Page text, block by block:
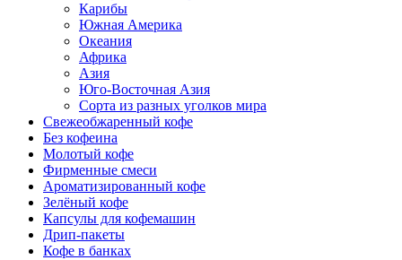
Карибы
Южная Америка
Океания
Африка
Азия
Юго-Восточная Азия
Сорта из разных уголков мира
Свежеобжаренный кофе
Без кофеина
Молотый кофе
Фирменные смеси
Ароматизированный кофе
Зелёный кофе
Капсулы для кофемашин
Дрип-пакеты
Кофе в банках